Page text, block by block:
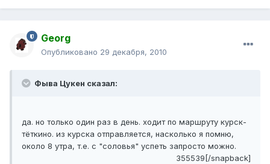
Georg
Опубликовано 29 декабря, 2010
Фыва Цукен сказал:
да. но только один раз в день. ходит по маршруту курск-
тёткино. из курска отправляется, насколько я помню,
около 8 утра, т.е. с "соловья" успеть запросто можно.
355539[/snapback]